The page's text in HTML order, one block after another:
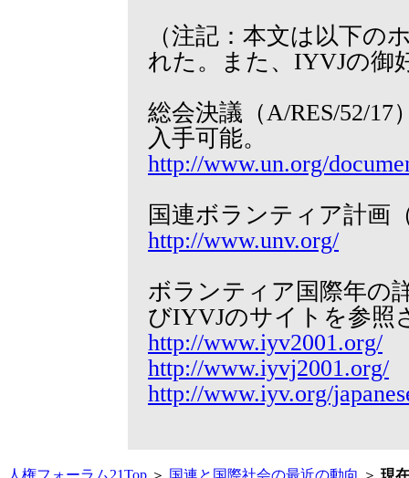
（注記：本文は以下の
れた。また、IYVJの御
総会決議（A/RES/52/
入手可能。
http://www.un.org/
国連ボランティア計画
http://www.unv.org/
ボランティア国際年の
びIYVJのサイトを参照
http://www.iyv2001.org/
http://www.iyvj2001.org/
http://www.iyv.org/
人権フォーラム21Top ＞ 国連と国際社会の最近の動向 ＞ 現